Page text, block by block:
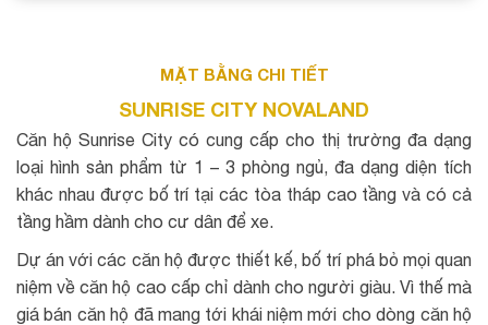
MẶT BẰNG CHI TIẾT
SUNRISE CITY NOVALAND
Căn hộ Sunrise City có cung cấp cho thị trường đa dạng
loại hình sản phẩm từ 1 – 3 phòng ngủ, đa dạng diện tích
khác nhau được bố trí tại các tòa tháp cao tầng và có cả
tầng hầm dành cho cư dân để xe.
Dự án với các căn hộ được thiết kế, bố trí phá bỏ mọi quan
niệm về căn hộ cao cấp chỉ dành cho người giàu. Vì thế mà
giá bán căn hộ đã mang tới khái niệm mới cho dòng căn hộ